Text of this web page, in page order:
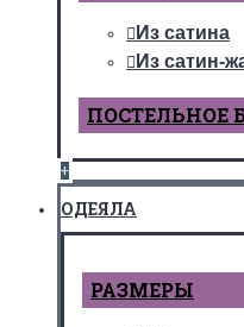
Из сатина
Из сатин-
ПОСТЕЛЬНОЕ
+
ОДЕЯЛА
РАЗМЕРЫ